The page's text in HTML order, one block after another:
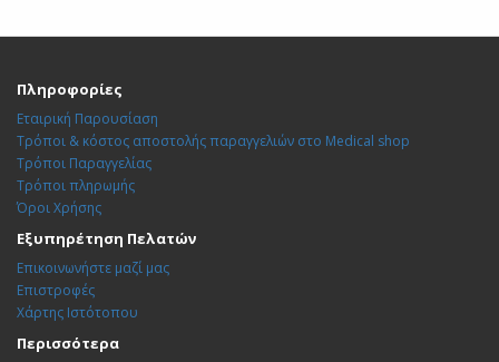
Πληροφορίες
Εταιρική Παρουσίαση
Τρόποι & κόστος αποστολής παραγγελιών στο Medical shop
Τρόποι Παραγγελίας
Τρόποι πληρωμής
Όροι Χρήσης
Εξυπηρέτηση Πελατών
Επικοινωνήστε μαζί μας
Επιστροφές
Χάρτης Ιστότοπου
Περισσότερα